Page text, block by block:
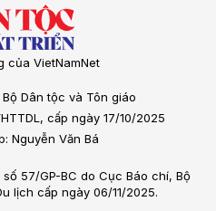
của VietNamNet
Dân tộc và Tôn giáo
cấp ngày 17/10/2025
Nguyễn Văn Bá
57/GP-BC do Cục Báo chí, Bộ
lịch cấp ngày 06/11/2025.